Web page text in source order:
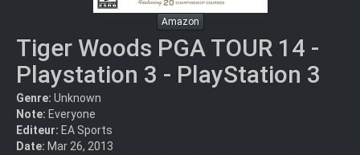
Amazon
Tiger Woods PGA TOUR 14 -
Playstation 3 - PlayStation 3
Genre: Unknown
Note: Everyone
Editeur: EA Sports
Date: Mar 26, 2013